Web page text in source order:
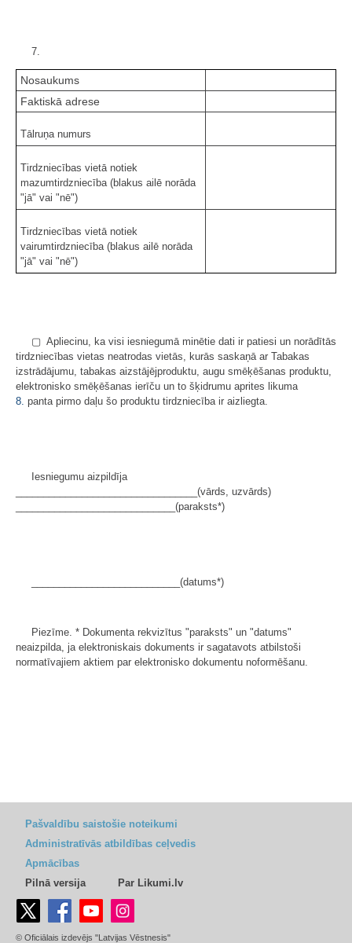
7.
Nosaukums
Faktiskā adrese
Tālruņa numurs
Tirdzniecības vietā notiek
mazumtirdzniecība (blakus ailē norāda
"jā" vai "nē")
Tirdzniecības vietā notiek
vairumtirdzniecība (blakus ailē norāda
"jā" vai "nē")
▢ Apliecinu, ka visi iesniegumā minētie dati ir patiesi un norādītās
tirdzniecības vietas neatrodas vietās, kurās saskaņā ar Tabakas
izstrādājumu, tabakas aizstājējproduktu, augu smēķēšanas produktu,
elektronisko smēķēšanas ierīču un to šķidrumu aprites likuma
8. panta pirmo daļu šo produktu tirdzniecība ir aizliegta.
Iesniegumu aizpildīja
_________________________________(vārds, uzvārds)
_____________________________(paraksts*)
___________________________(datums*)
Piezīme. * Dokumenta rekvizītus "paraksts" un "datums"
neaizpilda, ja elektroniskais dokuments ir sagatavots atbilstoši
normatīvajiem aktiem par elektronisko dokumentu noformēšanu.
Pašvaldību saistošie noteikumi
Administratīvās atbildības ceļvedis
Apmācības
Pilnā versija
Par Likumi.lv
© Oficiālais izdevējs "Latvijas Vēstnesis"